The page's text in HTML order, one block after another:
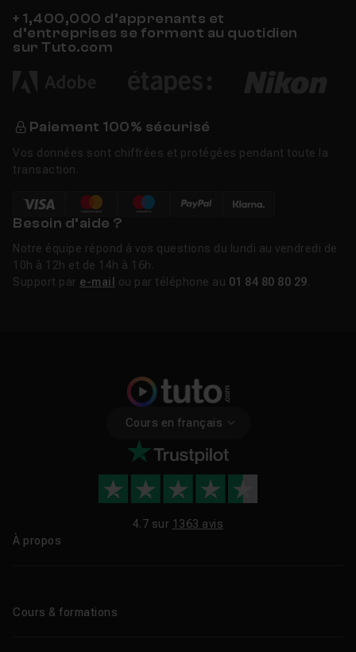
+ 1,400,000 d’apprenants et
d’entreprises se forment au quotidien
sur Tuto.com
Paiement 100% sécurisé
Vos données sont chiffrées et protégées pendant toute la
transaction.
Besoin d’aide ?
Notre équipe répond à vos questions du lundi au vendredi de
10h à 12h et de 14h à 16h.
Support par e-mail ou par téléphone au 01 84 80 80 29
Cours en français
4.7 sur 1363 avis
À propos
Cours & formations